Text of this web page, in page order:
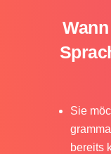
Sie
bereits